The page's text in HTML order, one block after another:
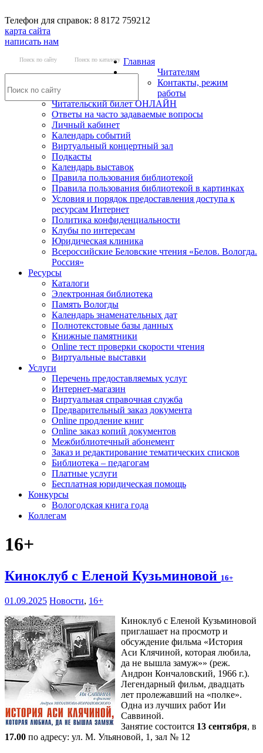
Телефон для справок: 8 8172 759212
карта сайта
написать нам
Поиск по сайту Поиск по каталогу Главная
Читателям
Контакты, режим
работы
Читательский билет ОНЛАЙН
Ответы на часто задаваемые вопросы
Личный кабинет
Календарь событий
Виртуальный концертный зал
Подкасты
Календарь выставок
Правила пользования библиотекой
Правила пользования библиотекой в картинках
Условия и порядок предоставления доступа к
ресурсам Интернет
Политика конфиденциальности
Клубы по интересам
Юридическая клиника
Всероссийские Беловские чтения «Белов. Вологда.
Россия»
Ресурсы
Каталоги
Электронная библиотека
Память Вологды
Календарь знаменательных дат
Полнотекстовые базы данных
Книжные памятники
Online тест проверки скорости чтения
Виртуальные выставки
Услуги
Перечень предоставляемых услуг
Интернет-магазин
Виртуальная справочная служба
Предварительный заказ документа
Online продление книг
Online заказ копий документов
Межбиблиотечный абонемент
Заказ и редактирование тематических списков
Библиотека – педагогам
Платные услуги
Бесплатная юридическая помощь
Конкурсы
Вологодская книга года
Коллегам
16+
Киноклуб с Еленой Кузьминовой 16+
01.09.2025 Новости, 16+
Киноклуб с Еленой Кузьминовой
приглашает на просмотр и
обсуждение фильма «История
Аси Клячиной, которая любила,
да не вышла замуж»» (реж.
Андрон Кончаловский, 1966 г.).
Легендарный фильм, двадцать
лет пролежавший на «полке».
Одна из лучших работ Ии
Саввиной.
Занятие состоится 13 сентября, в
17.00 по адресу: ул. М. Ульяновой, 1, зал № 12